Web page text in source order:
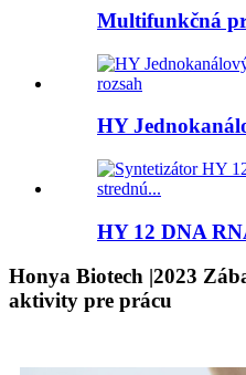
Multifunkčná
HY
HY 12 DNA
Honya Biotech |2023
aktivity pre prácu